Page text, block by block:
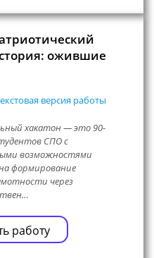
ожившие
версия работы
хакатон — это 90-
СПО с
возможностями
формирование
через
работу